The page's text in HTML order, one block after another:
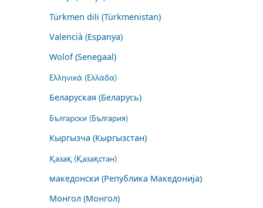
Türkmen dili (Türkmenistan)
Valencià (Espanya)
Wolof (Senegaal)
Ελληνικά (Ελλάδα)
Беларуская (Беларусь)
Български (България)
Кыргызча (Кыргызстан)
Қазақ (Қазақстан)
македонски (Република Македонија)
Монгол (Монгол)